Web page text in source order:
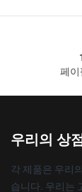
페
우리의 상
각 제품은 우리
습니다. 우리는